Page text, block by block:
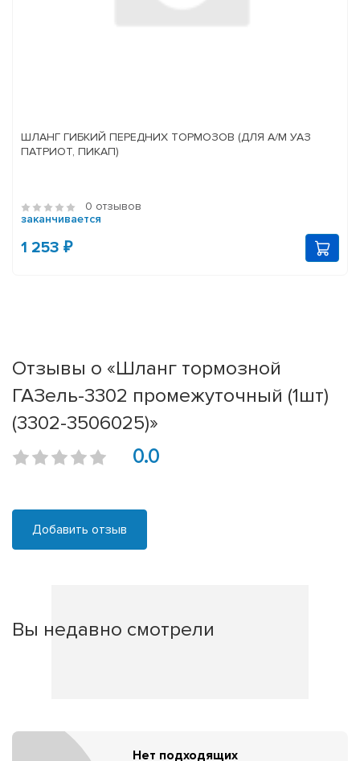
ШЛАНГ ГИБКИЙ ПЕРЕДНИХ ТОРМОЗОВ (ДЛЯ А/М УАЗ
ПАТРИОТ, ПИКАП)
0 отзывов
заканчивается
1 253 ₽
Отзывы о «Шланг тормозной
ГАЗель-3302 промежуточный (1шт)
(3302-3506025)»
0.0
Добавить отзыв
Вы недавно смотрели
Нет подходящих